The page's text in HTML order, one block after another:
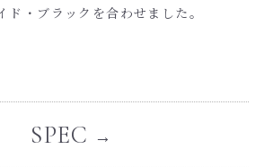
ド・ブラックを合わせました。
SPEC